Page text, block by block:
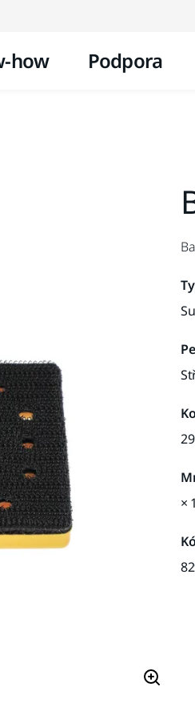
how Podpora
×